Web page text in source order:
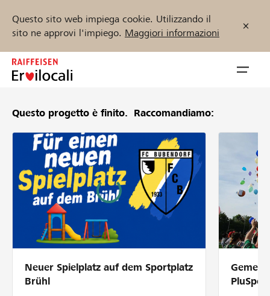
Questo sito web impiega cookie. Utilizzando il
sito ne approvi l'impiego. Maggiori informazioni
Zum
Inhalt
Sostenere
Aiuto & supporto
Partner / Banche Raiffeisen
Trova progetti e organizzazioni
Questo progetto è finito. Raccomandiamo:
Neuer Spielplatz auf dem Sportplatz
Brühl